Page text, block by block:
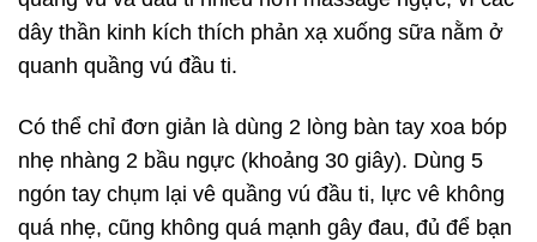
dây thần kinh kích thích phản xạ xuống sữa nằm ở
quanh quầng vú đầu ti.
Có thể chỉ đơn giản là dùng 2 lòng bàn tay xoa bóp
nhẹ nhàng 2 bầu ngực (khoảng 30 giây). Dùng 5
ngón tay chụm lại vê quầng vú đầu ti, lực vê không
quá nhẹ, cũng không quá mạnh gây đau, đủ để bạn